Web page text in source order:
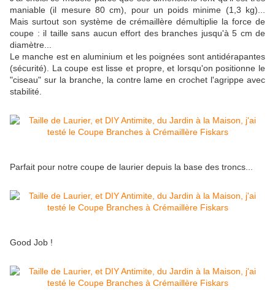
maniable (il mesure 80 cm), pour un poids minime (1,3 kg)...
Mais surtout son système de crémaillère démultiplie la force de
coupe : il taille sans aucun effort des branches jusqu'à 5 cm de
diamètre...
Le manche est en aluminium et les poignées sont antidérapantes
(sécurité). La coupe est lisse et propre, et lorsqu'on positionne le
"ciseau" sur la branche, la contre lame en crochet l'agrippe avec
stabilité.
Parfait pour notre coupe de laurier depuis la base des troncs...
Good Job !